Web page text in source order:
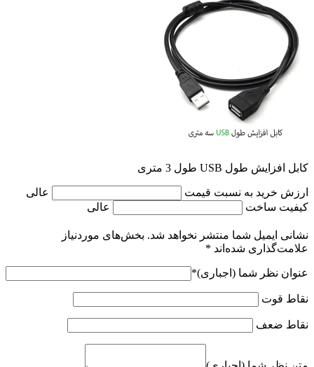
کابل افزایش طول USB طول 3 متری
ارزش خرید به نسبت قیمت
عالی
کیفیت ساخت
عالی
نشانی ایمیل شما منتشر نخواهد شد. بخش‌های موردنیاز
علامت‌گذاری شده‌اند *
عنوان نظر شما (اجباری)*
نقاط قوت
نقاط ضعف